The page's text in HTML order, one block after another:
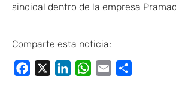
sindical dentro de la empresa
Comparte esta noticia:
Facebook LinkedInWhatsApp
Email